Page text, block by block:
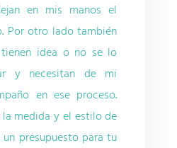
en mis manos el
Por otro lado también
idea o no se lo
y necesitan de mi
en ese proceso.
la medida y el estilo de
presupuesto para tu